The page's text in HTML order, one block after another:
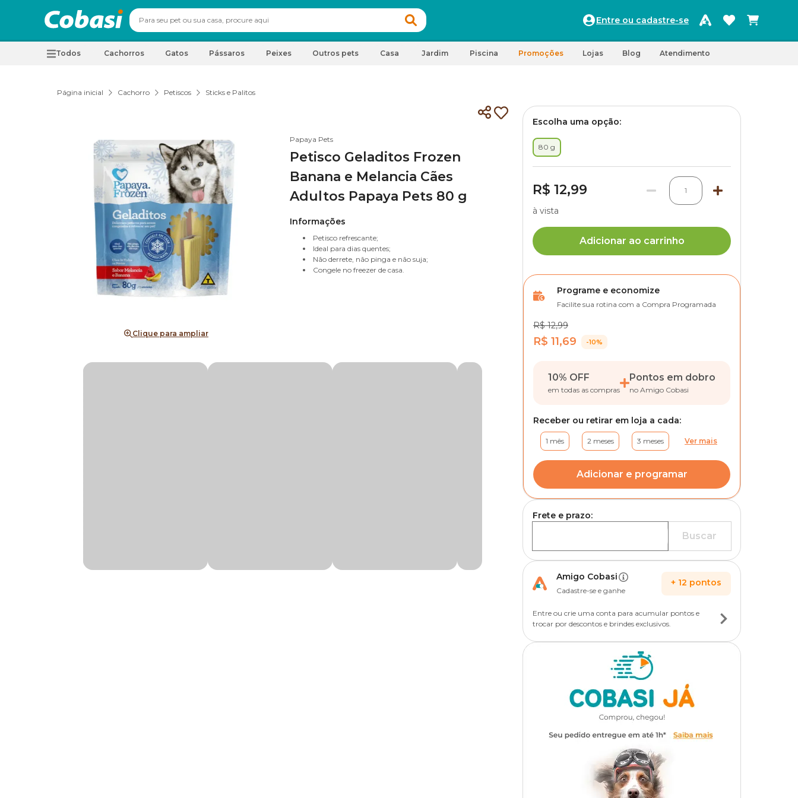
Entre ou cadastre-se
Todos Cachorros Gatos Pássaros Peixes Outros pets Casa Jardim Piscina Promoções Lojas Blog Atendimento
Página inicial Cachorro Petiscos Sticks e Palitos
Clique para ampliar
Papaya Pets
Petisco Geladitos Frozen
Banana e Melancia Cães
Adultos Papaya Pets 80 g
Informações
Petisco refrescante;
Ideal para dias quentes;
Não derrete, não pinga e não suja;
Congele no freezer de casa.
Escolha uma opção:
80 g
R$ 12,99 1
à vista
Adicionar ao carrinho
Programe e economize
Facilite sua rotina com a Compra Programada
R$ 12,99
R$ 11,69 -10%
10% OFF
em todas as compras
Pontos em dobro
no Amigo Cobasi
Receber ou retirar em loja a cada:
1 mês 2 meses 3 meses Ver mais
Adicionar e programar
Frete e prazo:
Buscar
Amigo Cobasi
Cadastre-se e ganhe
+ 12 pontos
Entre ou crie uma conta para acumular pontos e
trocar por descontos e brindes exclusivos.